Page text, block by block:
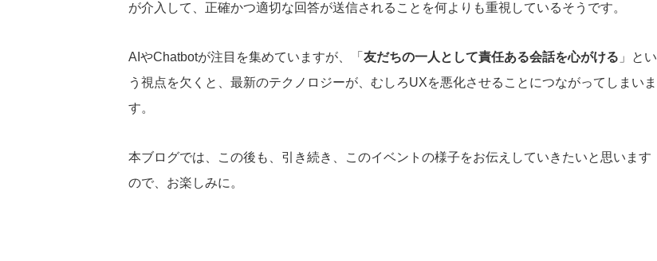
が介入して、正確かつ適切な回答が送信されることを何よりも重視しているそうです。
AIやChatbotが注目を集めていますが、「友だちの一人として責任ある会話を心がける 」とい
う視点を欠くと、最新のテクノロジーが、むしろUXを悪化させることにつながってしまいま
す。
本ブログでは、この後も、引き続き、このイベントの様子をお伝えしていきたいと思います
ので、お楽しみに。